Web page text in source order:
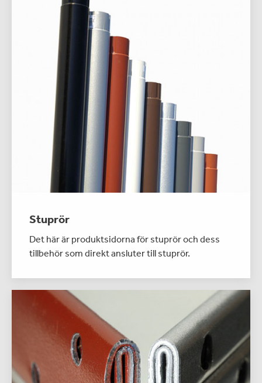
Stuprör
Det här är produktsidorna för stuprör och dess
tillbehör som direkt ansluter till stuprör.